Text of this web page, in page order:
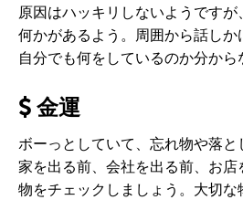
原因はハッキリしないようです
何かがあるよう。周囲から話しか
自分でも何をしているのか分から
金運
ボーっとしていて、忘れ物や落と
家を出る前、会社を出る前、お
物をチェックしましょう。大切な